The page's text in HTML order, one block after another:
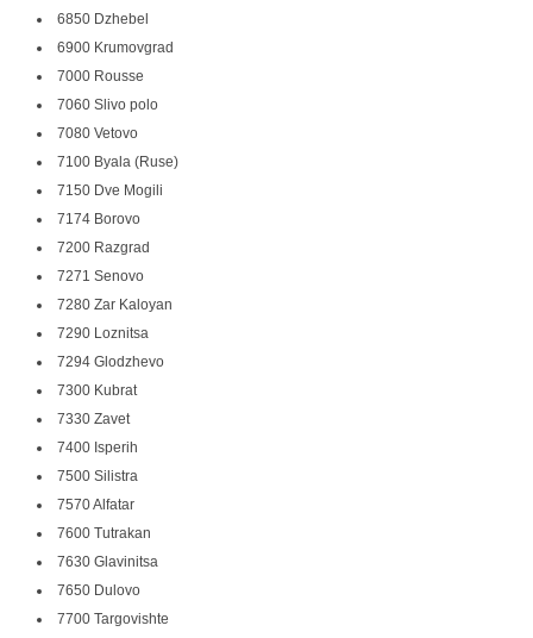
6850 Dzhebel
6900 Krumovgrad
7000 Rousse
7060 Slivo polo
7080 Vetovo
7100 Byala (Ruse)
7150 Dve Mogili
7174 Borovo
7200 Razgrad
7271 Senovo
7280 Zar Kaloyan
7290 Loznitsa
7294 Glodzhevo
7300 Kubrat
7330 Zavet
7400 Isperih
7500 Silistra
7570 Alfatar
7600 Tutrakan
7630 Glavinitsa
7650 Dulovo
7700 Targovishte